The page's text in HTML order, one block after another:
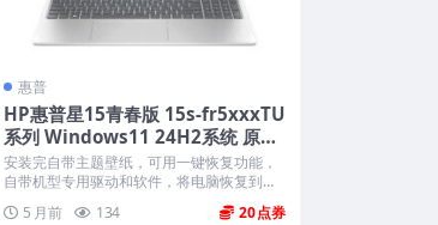
惠普
HP惠普星15青春版 15s-fr5xxxTU
系列 Windows11 24H2系统 原厂
oem系统下载
安装完自带主题壁纸，可用一键恢复功能，
自带机型专用驱动和软件，将电脑恢复到出
5 月前 134 20